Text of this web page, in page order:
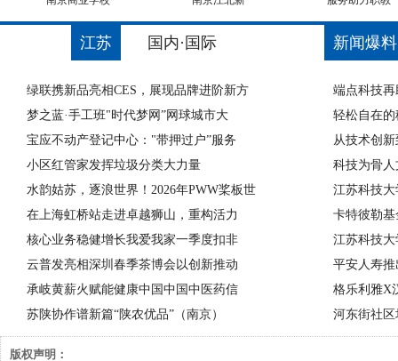
江苏 国内·国际
绿联携新品亮相CES，展现品牌进阶新方
梦之蓝·手工班"时代梦网”网球城市大
宝应不动产登记中心："带押过户”服务
小区红管家发挥垃圾分类大力量
水韵姑苏，逐浪世界！2026年PWW桨板世
在上海虹桥站走进卓越狮山，重构活力
核心业务稳健增长我爱我家一季度扣非
云普发亮相深圳春季茶博会以创新推动
承岐黄薪火赋能健康中国中国中医药信
苏陕协作谱新篇“陕农优品”（南京）
新闻爆
端点科技
轻松自在
从技术创
科技为骨
江苏科技
卡特彼勒
江苏科技
平安人寿
格乐利雅X
河东街社
版权声明：